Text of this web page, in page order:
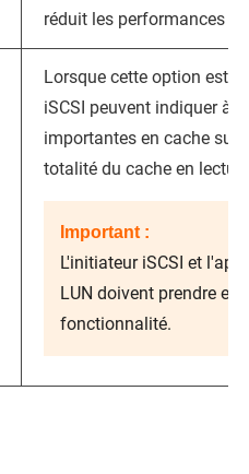
réduit les performances
Lorsque cette option est
iSCSI peuvent indiquer à
importantes en cache sur
totalité du cache en
Important :
L'initiateur iSCSI et
LUN doivent prendre en
fonctionnalité.